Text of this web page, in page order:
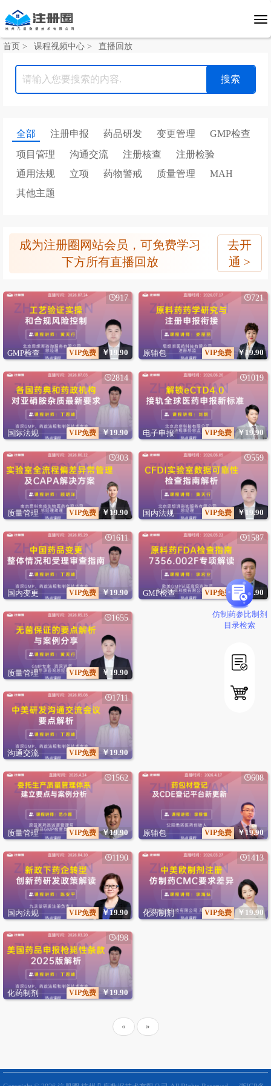
首页 > 课程视频中心 > 直播回放
全部 注册申报 药品研发 变更管理
GMP检查
项目管理
沟通交流 注册核查
注册检验
通用法规
立项 药物警戒 质量管理
MAH
其他主题
成为注册圈网站会员，可免费学习
下方所有直播回放
去开
通 >
GMP检查
917
VIP免费 ￥19.90 原辅包
721
VIP免费 ￥19.90
国际法规
2814
VIP免费 ￥19.90 电子申报
1019
VIP免费 ￥19.90
质量管理
303
VIP免费 ￥19.90 国内法规
559
VIP免费 ￥19.90
国内变更
1611
VIP免费 ￥19.90 GMP检查
1587
VIP免费 ￥19.90
质量管理
1655
VIP免费 ￥19.90
沟通交流
1711
VIP免费 ￥19.90
质量管理
1562
VIP免费 ￥19.90 原辅包
608
VIP免费 ￥19.90
国内法规
1190
VIP免费 ￥19.90 化药制剂
1413
VIP免费 ￥19.90
化药制剂
498
VIP免费 ￥19.90
« »
仿制药参比制剂
目录检索